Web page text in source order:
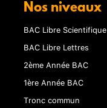
Nos niveaux
BAC Libre Scientifique
BAC Libre Lettres
2ème Année BAC
1ère Année BAC
Tronc commun